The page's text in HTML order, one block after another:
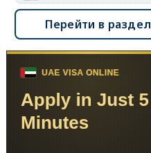
Перейти в раздел